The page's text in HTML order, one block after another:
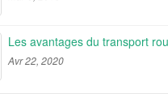
Les avantages du transport
Avr 22, 2020